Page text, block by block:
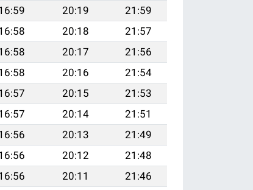
20:19
21:59
20:18
21:57
20:17
21:56
20:16
21:54
20:15
21:53
20:14
21:51
20:13
21:49
20:12
21:48
20:11
21:46